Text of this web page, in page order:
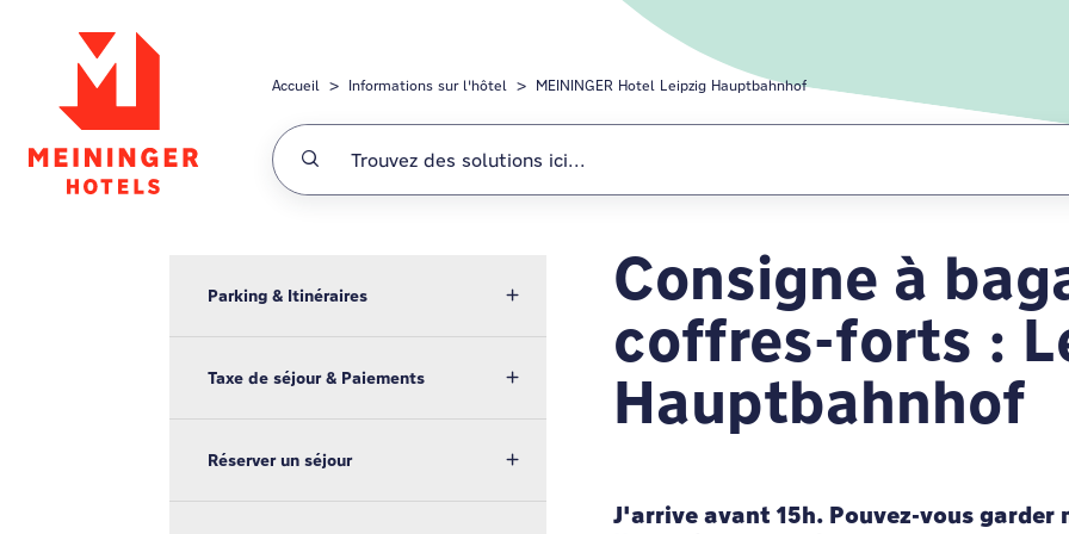
Accueil Informations sur l'hôtel MEININGER Hotel Leipzig Hauptbahnhof
MEININGER
Consigne à
coffres-forts :
Hauptbahnhof
J'arrive avant 15h. Pouvez-vous garder
Parking & Itinéraires
Taxe de séjour & Paiements
Réserver un séjour